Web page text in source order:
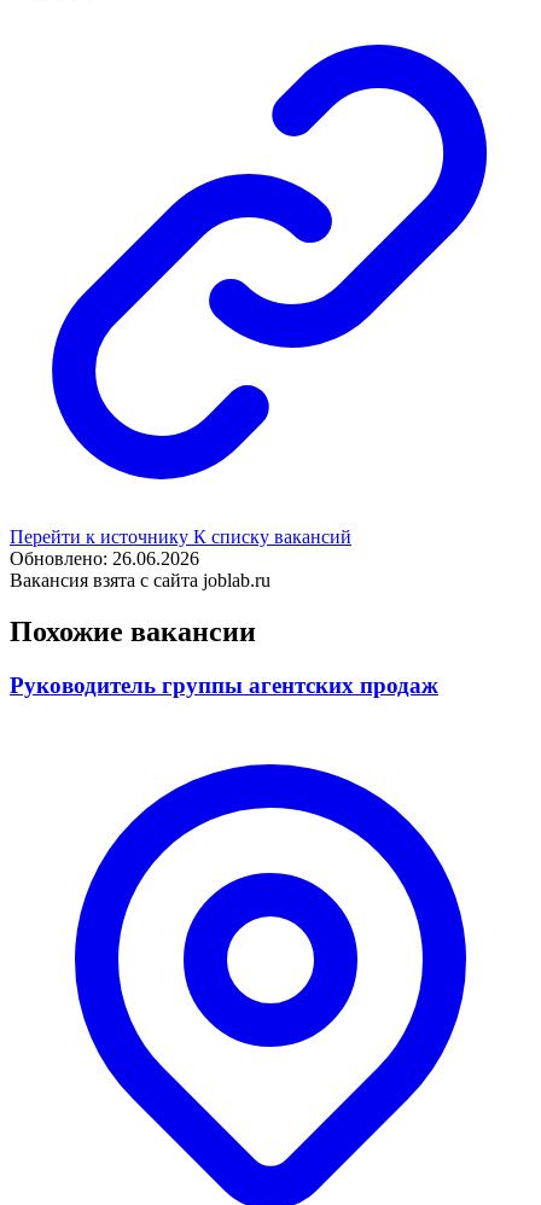
Перейти к источнику К списку вакансий
Обновлено: 26.06.2026
Вакансия взята с сайта joblab.ru
Похожие вакансии
Руководитель группы агентских продаж